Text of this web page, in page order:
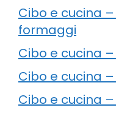
Cibo e cucina
formaggi
Cibo e cucina
Cibo e cucina
Cibo e cucina